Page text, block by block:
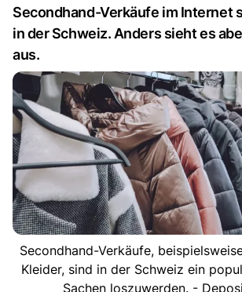
Secondhand-Verkäufe im Internet
in der Schweiz. Anders sieht es
aus.
Secondhand-Verkäufe,
Kleider, sind in der Schweiz ein
Sachen loszuwerden. -